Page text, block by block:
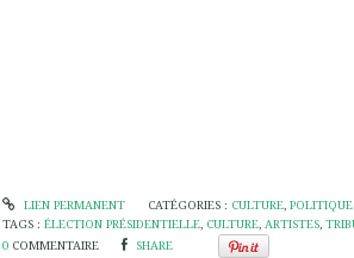
LIEN PERMANENT CATÉGORIES : CULTURE,
TAGS : ÉLECTION PRÉSIDENTIELLE, CULTURE, ARTISTES,
0 COMMENTAIRE SHARE